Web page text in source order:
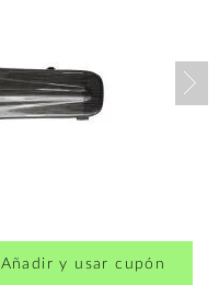
Añadir y usar cupón